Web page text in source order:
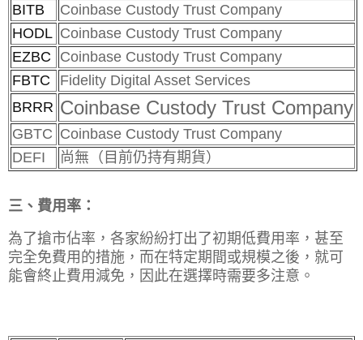
BITB
Coinbase Custody Trust Company
HODL Coinbase Custody Trust Company
EZBC
Coinbase Custody Trust Company
FBTC
Fidelity Digital Asset Services
BRRR Coinbase Custody Trust Company
GBTC Coinbase Custody Trust Company
DEFI
尚無（目前仍持有期貨）
三、費用率：
為了搶市佔率，各家紛紛打出了初期低費用率，甚至
完全免費用的措施，而在特定期間或規模之後，就可
能會終止費用減免，因此在選擇時需要多注意。